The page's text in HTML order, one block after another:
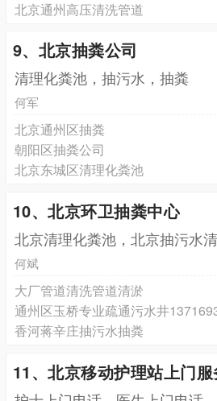
北京通州高压清洗管道
9、北京抽粪公司
清理化粪池，抽污水，抽粪
何军
北京通州区抽粪
朝阳区抽粪公司
北京东城区清理化粪池
10、北京环卫抽粪中心
北京清理化粪池，北京抽污水
何斌
大厂管道清洗管道清淤
通州区玉桥专业疏通污水井
香河蒋辛庄抽污水抽粪
11、北京移动护理站上门服